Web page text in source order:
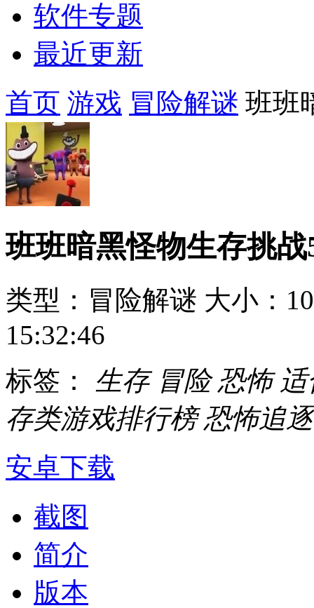
软件专题
最近更新
首页 游戏 冒险解谜 班班
班班暗黑怪物生存挑战
类型：冒险解谜 大小：
15:32:46
标签： 生存 冒险 恐怖
存类游戏排行榜 恐怖追逐
安卓下载
截图
简介
版本